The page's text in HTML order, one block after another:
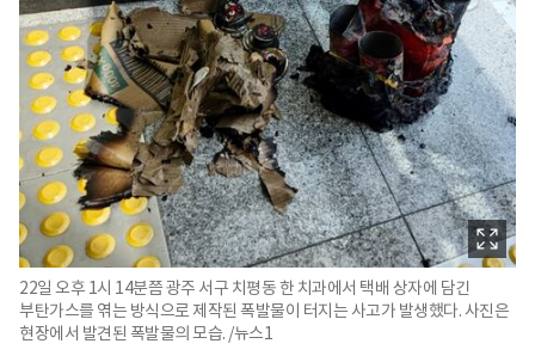
22일 오후 1시 14분쯤 광주 서구 치평동 한 치과에서 택배 상자에 담긴
부탄가스를 엮는 방식으로 제작된 폭발물이 터지는 사고가 발생했다. 사진은
현장에서 발견된 폭발물의 모습. /뉴스1